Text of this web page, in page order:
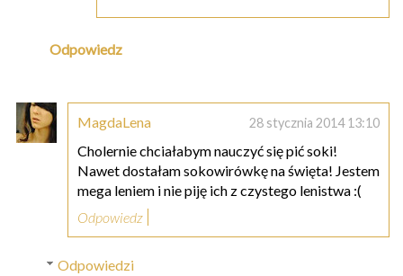
Odpowiedz
MagdaLena 28 stycznia 2014 13:10
Cholernie chciałabym nauczyć się pić soki!
Nawet dostałam sokowirówkę na święta! Jestem
mega leniem i nie piję ich z czystego lenistwa :(
Odpowiedz
Odpowiedzi